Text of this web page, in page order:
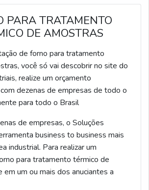
PARA TRATAMENTO
DE AMOSTRAS
de forno para tratamento
você só vai descobrir no site do
realize um orçamento
dezenas de empresas de todo o
para todo o Brasil
de empresas, o Soluções
business to business mais
industrial. Para realizar um
para tratamento térmico de
em um ou mais dos anuciantes a